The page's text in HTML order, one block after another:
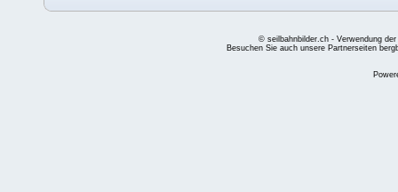
© seilbahnbilder.ch - Verwendung
Besuchen Sie auch unsere Partnerseiten